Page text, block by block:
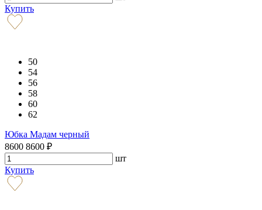
Купить
50
54
56
58
60
62
Юбка Мадам черный
8600 8600 ₽
шт
Купить